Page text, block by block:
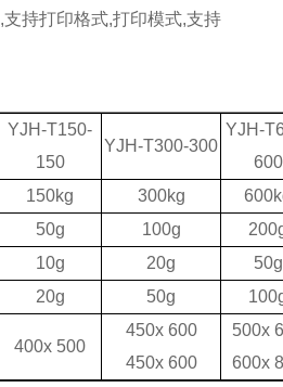
,支持打印格式,打印模式,支持
YJH-T150-
150
YJH-T300-300
YJH-
600
150kg 300kg
50g 100g
10g 20g
50g
20g 50g
400x 500
450x 600
450x 600
500x
600x